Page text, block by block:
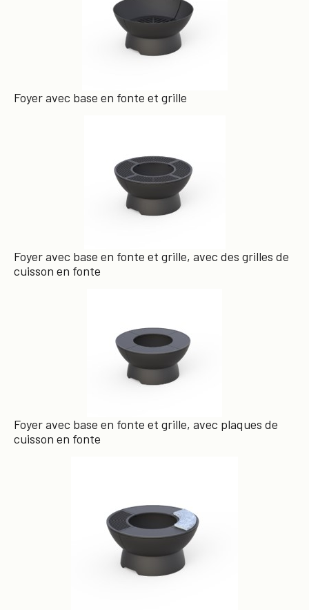
Foyer avec base en fonte et grille
Foyer avec base en fonte et grille, avec des grilles de
cuisson en fonte
Foyer avec base en fonte et grille, avec plaques de
cuisson en fonte